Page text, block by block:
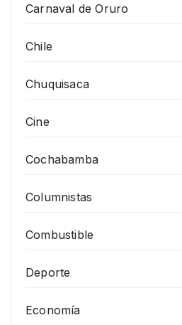
Carnaval de Oruro
Chile
Chuquisaca
Cine
Cochabamba
Columnistas
Combustible
Deporte
Economía